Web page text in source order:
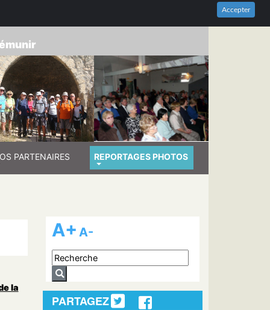
Accepter
DU-RHÔNE
PARTENAIRES REPORTAGES PHOTOS
la
A+ A-
PARTAGEZ